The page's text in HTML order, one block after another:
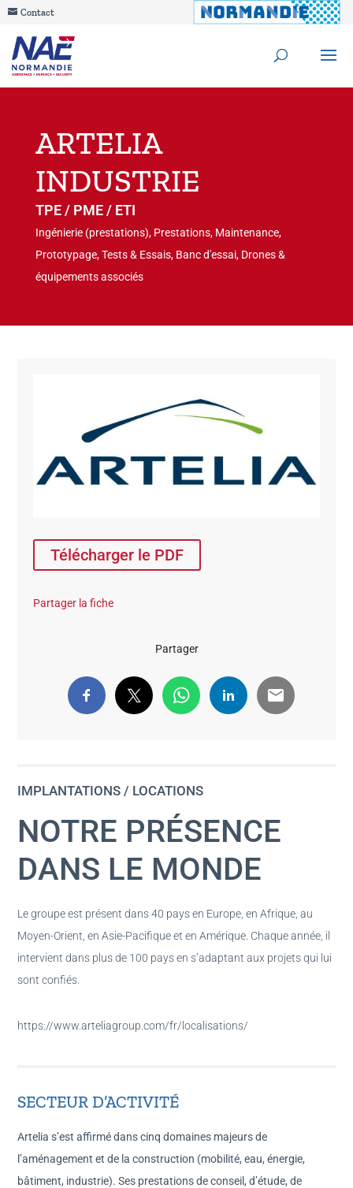
Contact
ARTELIA
INDUSTRIE
TPE / PME / ETI
Ingénierie (prestations), Prestations, Maintenance,
Prototypage, Tests & Essais, Banc d'essai, Drones &
équipements associés
Télécharger le PDF
Partager la fiche
Partager
IMPLANTATIONS / LOCATIONS
NOTRE PRÉSENCE
DANS LE MONDE
Le groupe est présent dans 40 pays en Europe, en Afrique, au
Moyen-Orient, en Asie-Pacifique et en Amérique. Chaque année, il
intervient dans plus de 100 pays en s’adaptant aux projets qui lui
sont confiés.
https://www.arteliagroup.com/fr/localisations/
SECTEUR D’ACTIVITÉ
Artelia s’est affirmé dans cinq domaines majeurs de
l’aménagement et de la construction (mobilité, eau, énergie,
bâtiment, industrie). Ses prestations de conseil, d’étude, de